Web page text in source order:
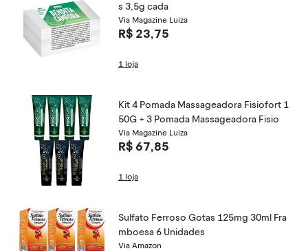
s 3,5g cada
Via Magazine Luiza
R$ 23,75
1 loja
Kit 4 Pomada Massageadora Fisiofort 1
50G + 3 Pomada Massageadora Fisio
Via Magazine Luiza
R$ 67,85
1 loja
Sulfato Ferroso Gotas 125mg 30ml Fra
mboesa 6 Unidades
Via Amazon